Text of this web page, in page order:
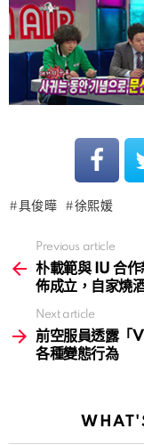
具俊曄 徐熙媛
more
Previous article
朴載範與 IU 合
佈成立，自家燒
Next article
前空服員透露「
各種變態行為